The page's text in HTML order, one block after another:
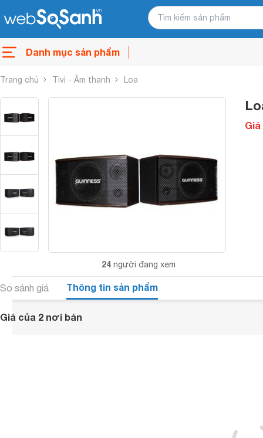
Danh mục sản phẩm
Trang chủ Tivi - Âm thanh Loa
24 người đang xem
Giá
So sánh giá Thông tin sản phẩm
Giá của 2 nơi bán